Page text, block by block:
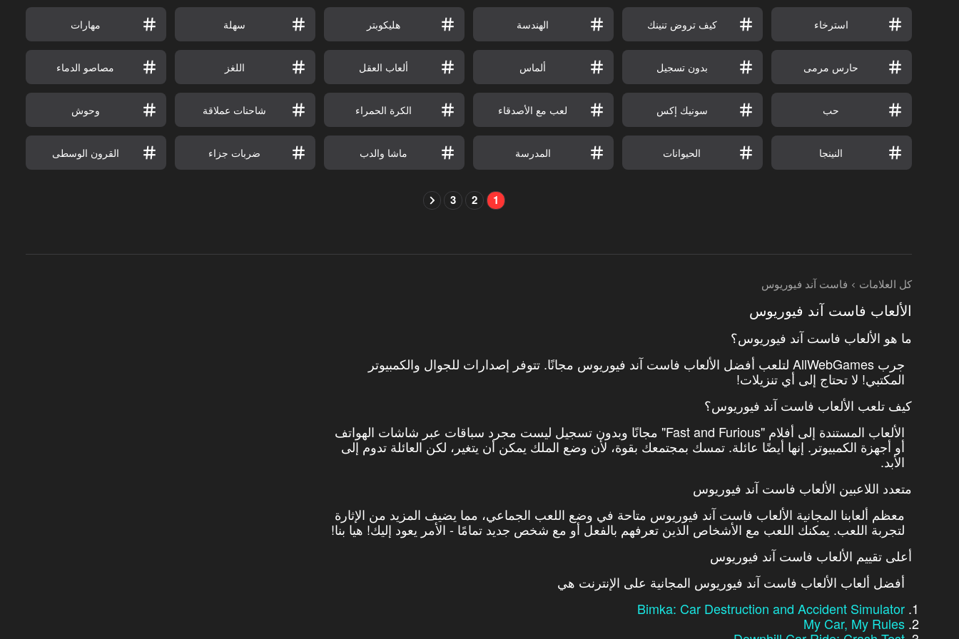
استرخاء كيف تروض تنينك الهندسة هليكوبتر سهلة مهارات
حارس مرمى بدون تسجيل ألماس ألعاب العقل اللغز مصاصو الدماء
حب سونيك إكس لعب مع الأصدقاء الكرة الحمراء شاحنات عملاقة وحوش
النينجا الحيوانات المدرسة ماشا والدب ضربات جزاء القرون الوسطى
1
2
3
كل العلامات فاست آند فيوريوس
الألعاب فاست آند فيوريوس
ما هو الألعاب فاست آند فيوريوس؟
جرب AllWebGames لتلعب أفضل الألعاب فاست آند فيوريوس مجانًا. تتوفر إصدارات للجوال والكمبيوتر
المكتبي! لا تحتاج إلى أي تنزيلات!
كيف تلعب الألعاب فاست آند فيوريوس؟
الألعاب المستندة إلى أفلام "Fast and Furious" مجانًا وبدون تسجيل ليست مجرد سباقات عبر شاشات الهواتف
أو أجهزة الكمبيوتر. إنها أيضًا عائلة. تمسك بمجتمعك بقوة، لأن وضع الملك يمكن أن يتغير، لكن العائلة تدوم إلى
الأبد.
متعدد اللاعبين الألعاب فاست آند فيوريوس
معظم ألعابنا المجانية الألعاب فاست آند فيوريوس متاحة في وضع اللعب الجماعي، مما يضيف المزيد من الإثارة
لتجربة اللعب. يمكنك اللعب مع الأشخاص الذين تعرفهم بالفعل أو مع شخص جديد تمامًا - الأمر يعود إليك! هيا بنا!
أعلى تقييم الألعاب فاست آند فيوريوس
أفضل ألعاب الألعاب فاست آند فيوريوس المجانية على الإنترنت هي
Bimka: Car Destruction and Accident Simulator
My Car, My Rules